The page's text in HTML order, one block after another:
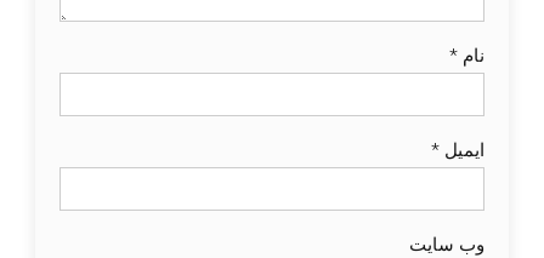
نام *
ایمیل *
وب‌ سایت